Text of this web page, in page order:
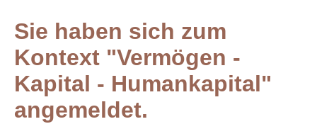
Sie haben sich zum
Kontext "Vermögen -
Kapital - Humankapital"
angemeldet.